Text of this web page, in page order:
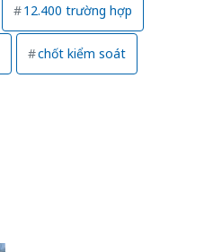
12.400 trường hợp
chốt kiểm soát